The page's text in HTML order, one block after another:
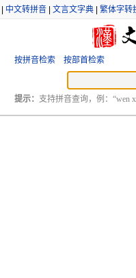
中文转拼音 文言文字典 繁体字转
按拼音检索 按部首检索
提示： 支持拼音查询，例：“wen